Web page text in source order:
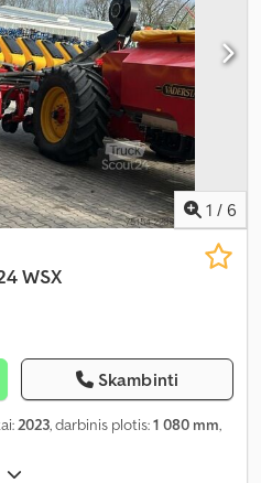
1 / 6
WSX
Skambinti
2023, darbinis plotis:1 080 mm,